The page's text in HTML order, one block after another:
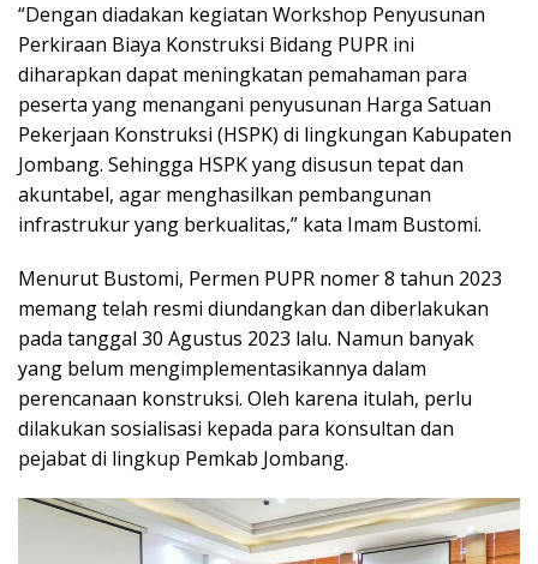
“Dengan diadakan kegiatan Workshop Penyusunan
Perkiraan Biaya Konstruksi Bidang PUPR ini
diharapkan dapat meningkatan pemahaman para
peserta yang menangani penyusunan Harga Satuan
Pekerjaan Konstruksi (HSPK) di lingkungan Kabupaten
Jombang. Sehingga HSPK yang disusun tepat dan
akuntabel, agar menghasilkan pembangunan
infrastrukur yang berkualitas,” kata Imam Bustomi.
Menurut Bustomi, Permen PUPR nomer 8 tahun 2023
memang telah resmi diundangkan dan diberlakukan
pada tanggal 30 Agustus 2023 lalu. Namun banyak
yang belum mengimplementasikannya dalam
perencanaan konstruksi. Oleh karena itulah, perlu
dilakukan sosialisasi kepada para konsultan dan
pejabat di lingkup Pemkab Jombang.